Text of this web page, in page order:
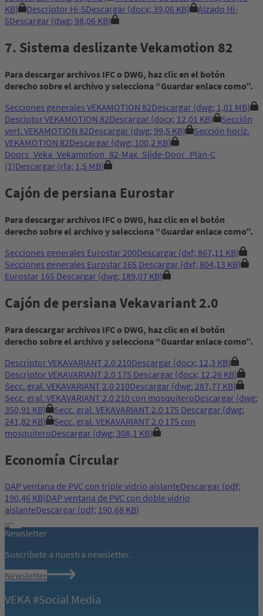
KB)
Descriptor Hi-5Descargar (docx; 39,06 KB)
Alzado Hi-
5Descargar (dwg; 98,06 KB)
7. Sistema deslizante Vekamotion 82
Para descargar archivos IFC o DWG, haz clic en el botón
derecho sobre el archivo y selecciona “Guardar enlace como”.
Secciones generales VEKAMOTION 82Descargar (dwg; 1,01 MB)
Desciptor VEKAMOTION 82Descargar (docx; 12,01 KB)
Sección
vert. VEKAMOTION 82Descargar (dwg; 99,5 KB)
Sección horiz.
VEKAMOTION 82Descargar (dwg; 100,2 KB)
Doors_Veka_Vekamotion_82-Max_Slide-Door_Plan-C
(1)Descargar (rfa; 1,5 MB)
Cajón de persiana Eurostar
Para descargar archivos IFC o DWG, haz clic en el botón
derecho sobre el archivo y selecciona “Guardar enlace como”.
Secciones generales Eurostar 200Descargar (dxf; 867,11 KB)
Secciones generales Eurostar 165 Descargar (dxf; 804,13 KB)
Eurostar 165 Descargar (dwg; 189,07 KB)
Cajón de persiana Vekavariant 2.0
Para descargar archivos IFC o DWG, haz clic en el botón
derecho sobre el archivo y selecciona “Guardar enlace como”.
Descriptor VEKAVARIANT 2.0 210Descargar (docx; 12,3 KB)
Descriptor VEKAVARIANT 2.0 175 Descargar (docx; 12,26 KB)
Secc. gral. VEKAVARIANT 2.0 210Descargar (dwg; 287,77 KB)
Secc. gral. VEKAVARIANT 2.0 210 con mosquiteroDescargar (dwg;
350,91 KB)
Secc. gral. VEKAVARIANT 2.0 175 Descargar (dwg;
241,82 KB)
Secc. gral. VEKAVARIANT 2.0 175 con
mosquiteroDescargar (dwg; 308,1 KB)
Economía Circular
DAP ventana de PVC con triple vidrio aislanteDescargar (pdf;
190,46 KB)DAP ventana de PVC con doble vidrio
aislanteDescargar (pdf; 190,68 KB)
Newsletter
Suscríbete a nuestra newsletter.
Newsletter
VEKA #Social Media